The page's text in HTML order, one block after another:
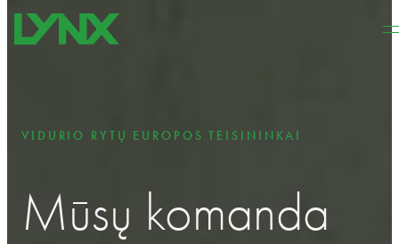
Pereiti prie pagrindinio turinio
VIDURIO RYTŲ EUROPOS TEISININKAI
Mūsų komanda